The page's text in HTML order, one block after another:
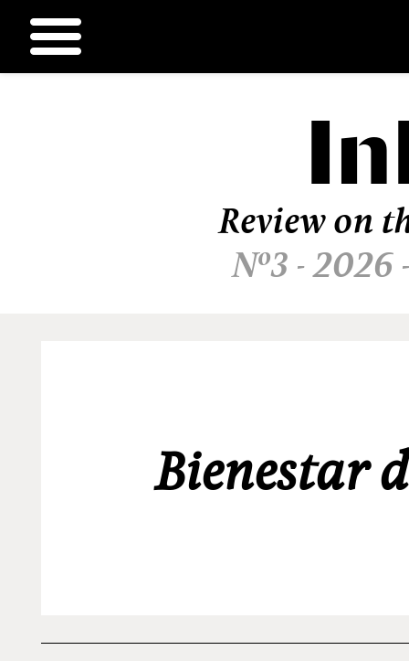
Review on
Nº3 - 2026
Bienestar